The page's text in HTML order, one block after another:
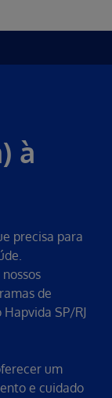
à
precisa para
de
SP/RJ
um
e cuidado